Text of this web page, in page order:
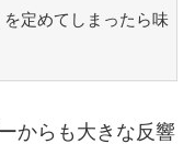
定めてしまったら味
からも大きな反響